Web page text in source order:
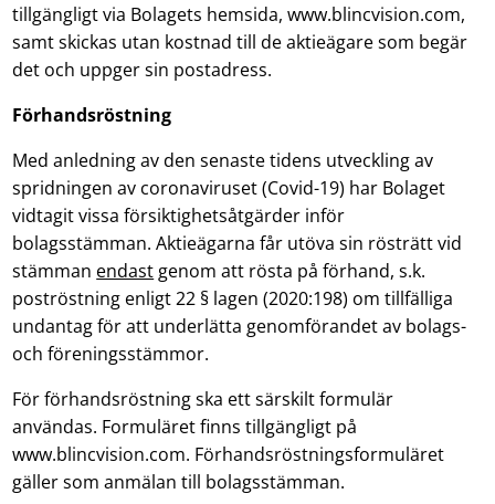
tillgängligt via Bolagets hemsida, www.blincvision.com,
samt skickas utan kostnad till de aktieägare som begär
det och uppger sin postadress.
Förhandsröstning
Med anledning av den senaste tidens utveckling av
spridningen av coronaviruset (Covid-19) har Bolaget
vidtagit vissa försiktighetsåtgärder inför
bolagsstämman. Aktieägarna får utöva sin rösträtt vid
stämman endast genom att rösta på förhand, s.k.
poströstning enligt 22 § lagen (2020:198) om tillfälliga
undantag för att underlätta genomförandet av bolags-
och föreningsstämmor.
För förhandsröstning ska ett särskilt formulär
användas. Formuläret finns tillgängligt på
www.blincvision.com. Förhandsröstningsformuläret
gäller som anmälan till bolagsstämman.